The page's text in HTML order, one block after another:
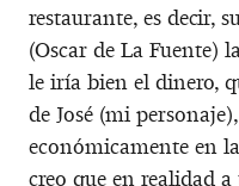
restaurante, es decir,
(Oscar de La Fuente)
le iría bien el dinero,
de José (mi
económicamente en
creo que en realidad